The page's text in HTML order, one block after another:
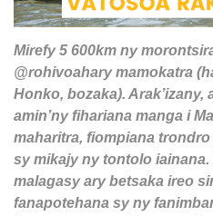
Mirefy 5 600km ny
@rohivoahary mamokatra
Honko, bozaka).
amin’ny fihariana manga i
maharitra, fiompiana
sy mikajy ny tontolo
malagasy ary betsaka ireo
fanapotehana sy ny